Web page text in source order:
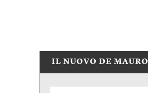
IL NUOVO DE MAURO